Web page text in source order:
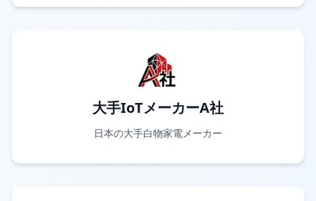
大手IoTメーカーA社
日本の大手白物家電メーカー